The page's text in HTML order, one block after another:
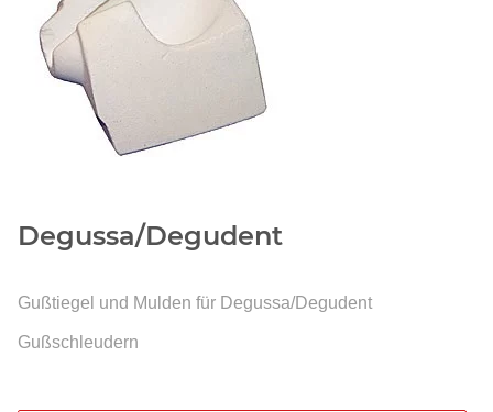
Degussa/Degudent
Gußtiegel und Mulden für Degussa/Degudent
Gußschleudern